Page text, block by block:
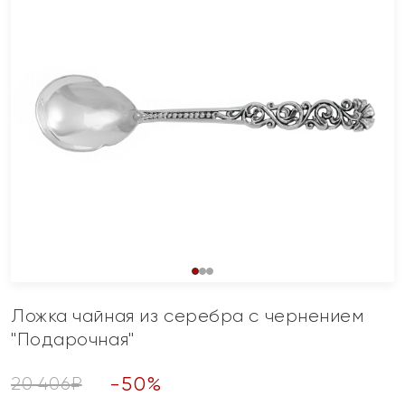
Ложка чайная из серебра с чернением
"Подарочная"
20 406₽ -50%